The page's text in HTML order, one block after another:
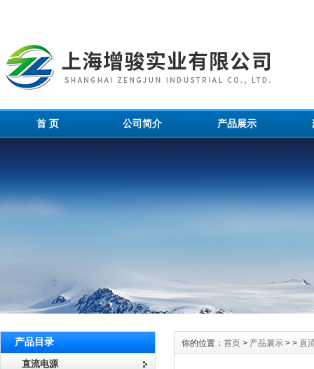
首 页 公司简介 产品展示
产品目录
直流电源
你的位置： 首页 > 产品展示 > > 直